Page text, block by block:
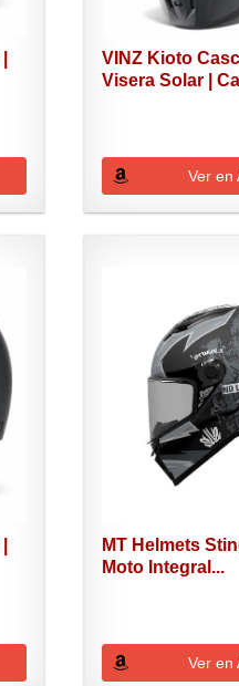
VINZ Kioto
Visera Solar |
Ver en
MT Helmets
Moto Integral...
Ver en